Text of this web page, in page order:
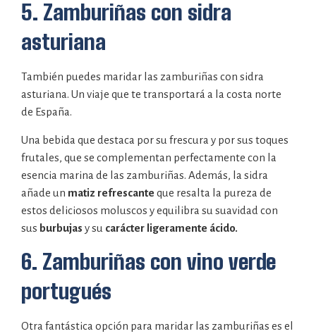
5. Zamburiñas con sidra
asturiana
También puedes maridar las zamburiñas con sidra
asturiana. Un viaje que te transportará a la costa norte
de España.
Una bebida que destaca por su frescura y por sus toques
frutales, que se complementan perfectamente con la
esencia marina de las zamburiñas. Además, la sidra
añade un matiz refrescante que resalta la pureza de
estos deliciosos moluscos y equilibra su suavidad con
sus burbujas y su carácter ligeramente ácido.
6. Zamburiñas con vino verde
portugués
Otra fantástica opción para maridar las zamburiñas es el